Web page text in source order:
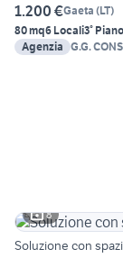
1.200 €Gaeta (LT)
80 mq6 Locali3° Piano
Agenzia G.G.
8
Soluzione con